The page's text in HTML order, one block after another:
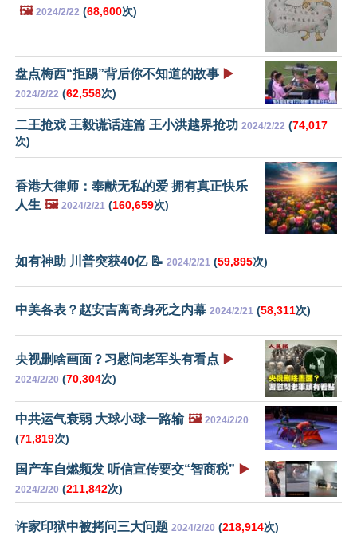
🖼️ 2024/2/22 (68,600次)
盘点梅西“拒踢”背后你不知道的故事 ▶️
2024/2/22 (62,558次)
二王抢戏 王毅谎话连篇 王小洪越界抢功 2024/2/22 (74,017
次)
香港大律师：奉献无私的爱 拥有真正快乐
人生 🖼️ 2024/2/21 (160,659次)
如有神助 川普突获40亿 📝 2024/2/21 (59,895次)
中美各表？赵安吉离奇身死之内幕 2024/2/21 (58,311次)
央视删啥画面？习慰问老军头有看点 ▶️
2024/2/20 (70,304次)
中共运气衰弱 大球小球一路输 🖼️ 2024/2/20
(71,819次)
国产车自燃频发 听信宣传要交“智商税” ▶️
2024/2/20 (211,842次)
许家印狱中被拷问三大问题 2024/2/20 (218,914次)